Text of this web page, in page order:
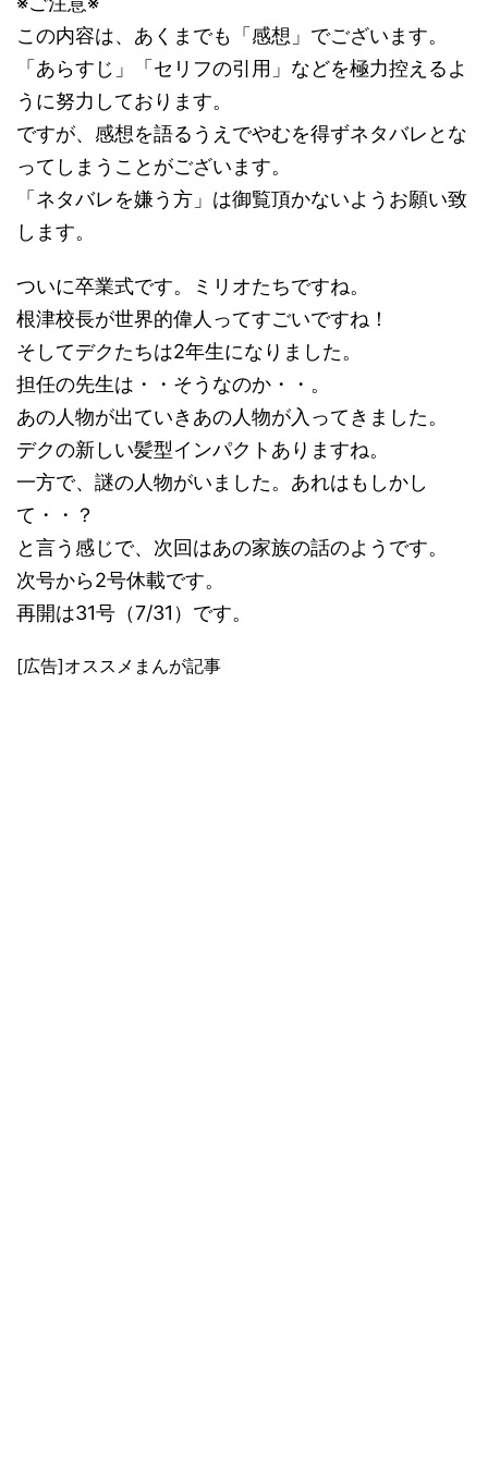
この内容は、あくまでも「感想」でございます。
「あらすじ」「セリフの引用」などを極力控えるよ
うに努力しております。
ですが、感想を語るうえでやむを得ずネタバレとな
ってしまうことがございます。
「ネタバレを嫌う方」は御覧頂かないようお願い致
します。
ついに卒業式です。ミリオたちですね。
根津校長が世界的偉人ってすごいですね！
そしてデクたちは2年生になりました。
担任の先生は・・そうなのか・・。
あの人物が出ていきあの人物が入ってきました。
デクの新しい髪型インパクトありますね。
一方で、謎の人物がいました。あれはもしかし
て・・？
と言う感じで、次回はあの家族の話のようです。
次号から2号休載です。
再開は31号（7/31）です。
[広告]オススメまんが記事